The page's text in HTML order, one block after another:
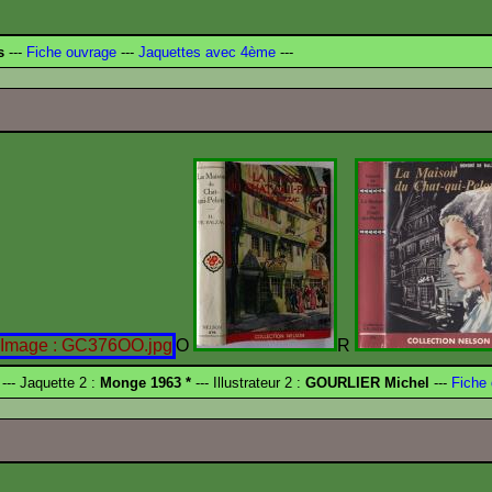
--- Fiche ouvrage --- Jaquettes avec 4ème ---
O R
--- Jaquette 2 : Monge 1963 * --- Illustrateur 2 : GOURLIER Michel --- Fiche